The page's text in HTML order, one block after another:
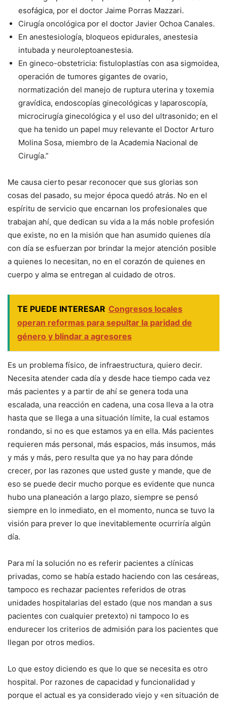
esofágica, por el doctor Jaime Porras Mazzari.
Cirugía oncológica por el doctor Javier Ochoa Canales.
En anestesiología, bloqueos epidurales, anestesia
intubada y neuroleptoanestesia.
En gineco-obstetricia: fistuloplastías con asa sigmoidea,
operación de tumores gigantes de ovario,
normatización del manejo de ruptura uterina y toxemia
gravídica, endoscopías ginecológicas y laparoscopía,
microcirugía ginecológica y el uso del ultrasonido; en el
que ha tenido un papel muy relevante el Doctor Arturo
Molina Sosa, miembro de la Academia Nacional de
Cirugía.”
Me causa cierto pesar reconocer que sus glorias son
cosas del pasado, su mejor época quedó atrás. No en el
espíritu de servicio que encarnan los profesionales que
trabajan ahí, que dedican su vida a la más noble profesión
que existe, no en la misión que han asumido quienes día
con día se esfuerzan por brindar la mejor atención posible
a quienes lo necesitan, no en el corazón de quienes en
cuerpo y alma se entregan al cuidado de otros.
TE PUEDE INTERESAR Congresos locales
operan reformas para sepultar la paridad de
género y blindar a agresores
Es un problema físico, de infraestructura, quiero decir.
Necesita atender cada día y desde hace tiempo cada vez
más pacientes y a partir de ahí se genera toda una
escalada, una reacción en cadena, una cosa lleva a la otra
hasta que se llega a una situación límite, la cual estamos
rondando, si no es que estamos ya en ella. Más pacientes
requieren más personal, más espacios, más insumos, más
y más y más, pero resulta que ya no hay para dónde
crecer, por las razones que usted guste y mande, que de
eso se puede decir mucho porque es evidente que nunca
hubo una planeación a largo plazo, siempre se pensó
siempre en lo inmediato, en el momento, nunca se tuvo la
visión para prever lo que inevitablemente ocurriría algún
día.
Para mí la solución no es referir pacientes a clínicas
privadas, como se había estado haciendo con las cesáreas,
tampoco es rechazar pacientes referidos de otras
unidades hospitalarias del estado (que nos mandan a sus
pacientes con cualquier pretexto) ni tampoco lo es
endurecer los criterios de admisión para los pacientes que
llegan por otros medios.
Lo que estoy diciendo es que lo que se necesita es otro
hospital. Por razones de capacidad y funcionalidad y
porque el actual es ya considerado viejo y «en situación de